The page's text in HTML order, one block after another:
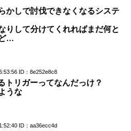
かしで討伐できなくなるシステ
りして分けてくれればまだ何と
…
ID：8e252e8c8
トリガーってなんだっけ？
うな
ID：aa36ecc4d